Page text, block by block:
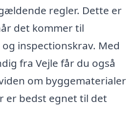
regler. Dette er
det kommer til
inspectionskrav. Med
fra Vejle får du også
om byggematerialer
er bedst egnet til det